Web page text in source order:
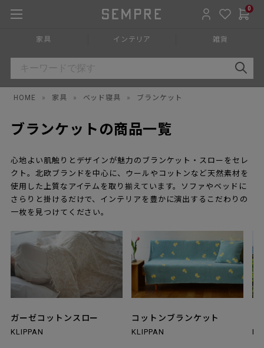
0
家具 インテリア 雑貨
HOME » 家具 » ベッド寝具 » ブランケット
ブランケットの商品一覧
心地よい肌触りとデザインが魅力のブランケット・スローをセレ
クト。北欧ブランドを中心に、ウールやコットンなど天然素材を
使用した上質なアイテムを取り揃えています。ソファやベッドに
さらりと掛けるだけで、インテリアを豊かに演出するこだわりの
一枚を見つけてください。
ガーゼコットンスロー
KLIPPAN
コットンブランケット
KLIPPAN